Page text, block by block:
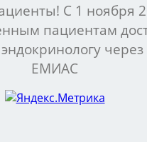
С 1 ноября
пациентам
через
ЕМИАС